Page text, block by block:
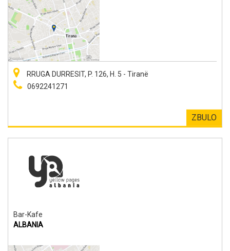
RRUGA DURRESIT, P. 126, H. 5 - Tiranë
0692241271
ZBULO
Bar-Kafe
ALBANIA